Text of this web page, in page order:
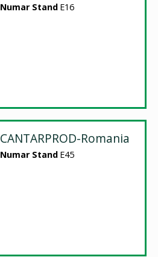
Numar Stand E16
CANTARPROD-Romania
Numar Stand E45